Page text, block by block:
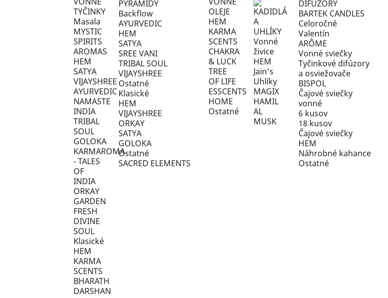
Masala
MYSTIC
SPIRITS
AROMAS
HEM
SATYA
VIJAYSHREE
AYURVEDIC
NAMASTE
INDIA
TRIBAL
SOUL
GOLOKA
KARMAROMA
- TALES
OF
INDIA
ORKAY
GARDEN
FRESH
DIVINE
SOUL
Klasické
HEM
KARMA
SCENTS
BHARATH
DARSHAN
Backflow
AYURVEDIC
HEM
SATYA
SREE VANI
TRIBAL SOUL
VIJAYSHREE
Ostatné
Klasické
HEM
VIJAYSHREE
ORKAY
SATYA
GOLOKA
Ostatné
SACRED ELEMENTS
HEM
KARMA
SCENTS
CHAKRA
& LUCK
TREE
OF LIFE
ESSCENTS
HOME
Ostatné
Vonné
živice
HEM
Jain's
Uhlíky
MAGIX
HAMIL
AL
MUSK
BARTEK CANDLES
Celoročné
Valentín
ARÔME
Vonné sviečky
Tyčinkové difúzory
a osviežovače
BISPOL
Čajové sviečky
vonné
6 kusov
18 kusov
Čajové sviečky
HEM
Náhrobné kahance
Ostatné